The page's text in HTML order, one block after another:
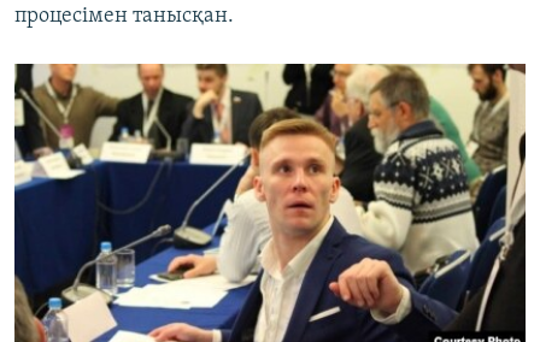
процесімен танысқан.